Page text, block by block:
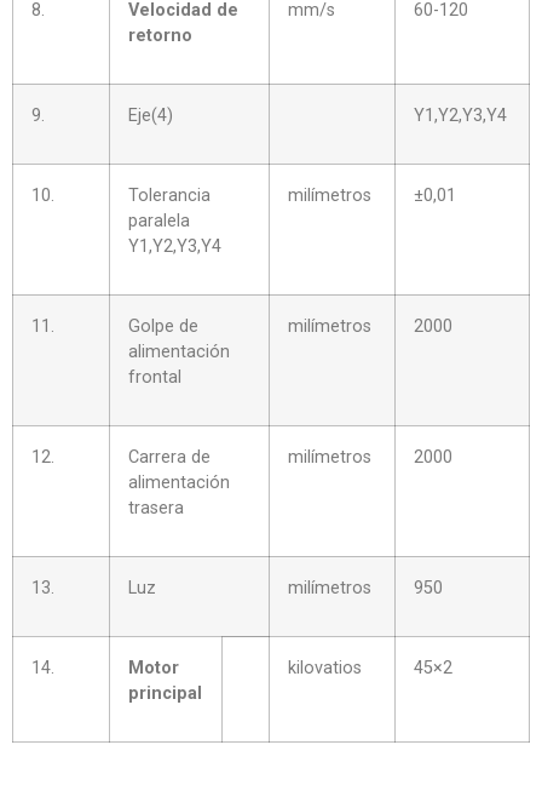
8.
Velocidad de
retorno
mm/s 60-120
9. Eje(4) Y1,Y2,Y3,Y4
10.
Tolerancia
paralela
Y1,Y2,Y3,Y4
milímetros ±0,01
11.
Golpe de
alimentación
frontal
milímetros 2000
12.
Carrera de
alimentación
trasera
milímetros 2000
13. Luz milímetros 950
14.
Motor
principal
kilovatios 45×2